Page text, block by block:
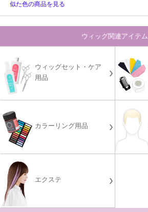
似た色の商品を見る
ウィッグ関連アイテム
ウィッグセット・ケア
用品
カラーリング用品
エクステ